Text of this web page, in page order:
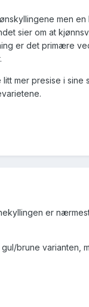
men
sier om at
er det primære
mer presise i sine
er
brune varianten,